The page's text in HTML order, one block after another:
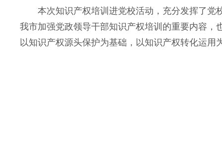
本次知识产权培训进党校活动，充分发挥了党
我市加强党政领导干部知识产权培训的重要内容
以知识产权源头保护为基础，以知识产权转化运